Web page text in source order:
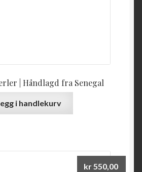
| Håndlagd fra Senegal
i handlekurv
kr550,00